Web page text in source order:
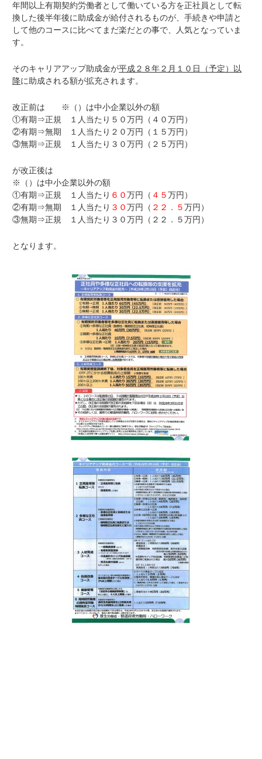
年間以上有期契約労働者として働いている方を正社員として転
換した後半年後に助成金が給付されるものが、手続きや申請と
して他のコースに比べてまだ楽だとの事で、人気となっていま
す。
そのキャリアアップ助成金が平成２８年２月１０日（予定）以
降に助成される額が拡充されます。
改正前は ※（）は中小企業以外の額
①有期⇒正規 １人当たり５０万円（４０万円）
②有期⇒無期 １人当たり２０万円（１５万円）
③無期⇒正規 １人当たり３０万円（２５万円）
が改正後は
※（）は中小企業以外の額
①有期⇒正規 １人当たり ６０万円（ ４５万円）
②有期⇒無期 １人当たり ３０万円（ ２２．５万円）
③無期⇒正規 １人当たり３０万円（２２．５万円）
となります。